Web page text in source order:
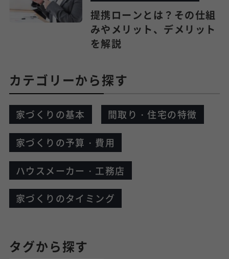
提携ローンとは？その仕組
みやメリット、デメリット
を解説
カテゴリーから探す
家づくりの基本 間取り・住宅の特徴
家づくりの予算・費用
ハウスメーカー・工務店
家づくりのタイミング
タグから探す